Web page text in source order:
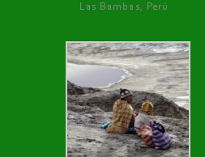
Las Bambas, Perú